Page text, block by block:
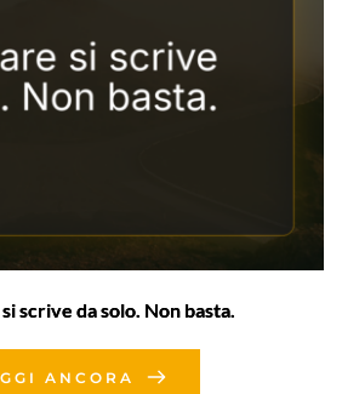
scrive da solo. Non basta.
ANCORA